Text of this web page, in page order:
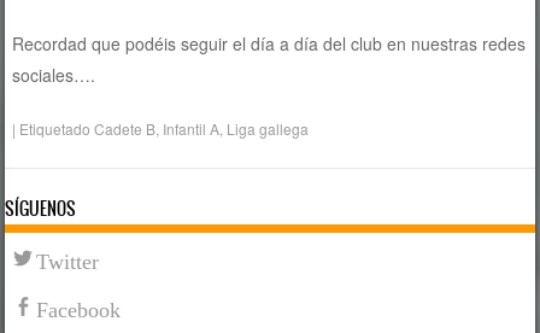
Recordad que podéis seguir el día a día del club en nuestras redes
sociales….
| EtiquetadoCadete B Infantil A Liga gallega
SÍGUENOS
Twitter
Facebook